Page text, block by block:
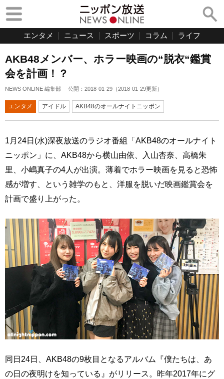
エンタメ ニュース スポーツ コラム ライフ
AKB48メンバー、ホラー映画の“脱衣“鑑賞
会を計画！？
NEWS ONLINE 編集部 公開： 2018-01-29 （2018-01-29更新）
エンタメ アイドル AKB48のオールナイトニッポン
1月24日(水)深夜放送のラジオ番組「AKB48のオールナイト
ニッポン」に、AKB48から横山由依、入山杏奈、高橋朱
里、小嶋真子の4人が出演。薄着でホラー映画を見ると恐怖
感が増す、という雑学のもと、洋服を脱いだ映画鑑賞会を
計画で盛り上がった。
同日24日、AKB48の9枚目となるアルバム『僕たちは、あ
の日の夜明けを知っている』がリリース。昨年2017年にグ